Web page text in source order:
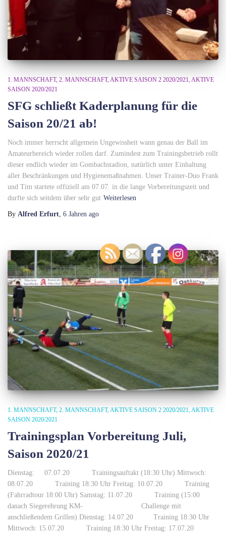
1. MANNSCHAFT 2. MANNSCHAFT AKTIVE SAISON 2 2020/2021 AKTIVE
SAISON 2020/2021
SFG schließt Kaderplanung für die
Saison 20/21 ab!
Noch immer herrscht allgemein Ungewissheit wann genau der Ball im
Amateurbereich wieder rollen darf. Zumindest zum Trainingsbetrieb rollt
dieser endlich wieder im Gombachstadion, natürlich unter Einhaltung
aller Beschränkungen und Hygienemaßnahmen. Unser Trainer-Duo Frank
und Tim startete offiziell am 07.07. in die lange Vorbereitungszeit und
durfte sich seitdem über sehr gut Weiterlesen
By Alfred Erfurt 6 Jahren ago
1. MANNSCHAFT 2. MANNSCHAFT AKTIVE SAISON 2 2020/2021 AKTIVE
SAISON 2020/2021
Trainingsplan Vorbereitung Juli,
Saison 2020/21
Dienstag: 07.07.20 Trainingsauftakt (18:30 Uhr) Mittwoch:
08.07.20 Training 18:30 Uhr Freitag: 10.07.20 Training
(Fahrradtour 18:00 Uhr) Samstag: 11.07.20 Training (15:00
danach Siegerehrung KM- Challenge mit
anschließendem Grillen) Dienstag: 14.07.20 Training 18:30 Uhr
Mittwoch: 15.07.20 Training 18:30 Uhr Freitag: 17.07.20